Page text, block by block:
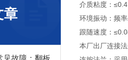
章
见故障：翻板
介质粘度：
环境振动：频
跟随速度：
本厂出厂连接